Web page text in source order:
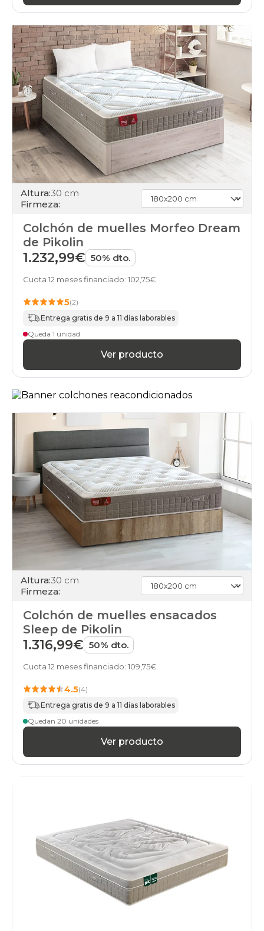
Altura:30 cm
Firmeza:
Colchón de muelles Morfeo Dream
de Pikolin
1.232,99€ 50% dto.
Cuota 12 meses financiado: 102,75€
5(2)
Entrega gratis de 9 a 11 días laborables
Queda 1 unidad
Ver producto
Altura:30 cm
Firmeza:
Colchón de muelles ensacados
Sleep de Pikolin
1.316,99€ 50% dto.
Cuota 12 meses financiado: 109,75€
4.5(4)
Entrega gratis de 9 a 11 días laborables
Quedan 20 unidades
Ver producto